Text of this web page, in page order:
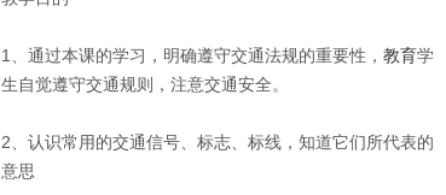
1、通过本课的学习，明确遵守交通法规的重要性， 教育学
生自觉遵守交通规则，注意交通安全。
2、认识常用的交通信号、标志、标线，知道它们所代表的
意思